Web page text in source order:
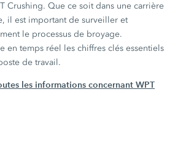
Crushing. Que ce soit dans une carrière
il est important de surveiller et
le processus de broyage.
en temps réel les chiffres clés essentiels
de travail.
les informations concernant WPT